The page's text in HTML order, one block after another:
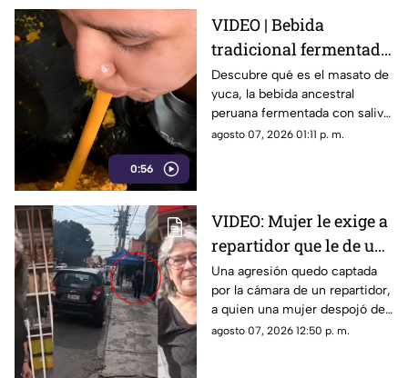
0:56
VIDEO | Bebida
tradicional fermentada
con saliva de mujeres
en Perú: ¿Qué es el
masato?
Descubre qué es el masato de
yuca, la bebida ancestral
peruana fermentada con saliva
de mujeres, y por qué genera
agosto 07, 2026 01:11 p. m.
VIDEO: Mujer le exige a
repartidor que le de un
paquete que no es suyo;
le roba su celular
Una agresión quedo captada
por la cámara de un repartidor,
a quien una mujer despojó de
su celular tras una discusión
agosto 07, 2026 12:50 p. m.